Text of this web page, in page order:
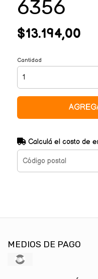
6356
$13.194,00
Cantidad
Calculá el costo de
MEDIOS DE PAGO